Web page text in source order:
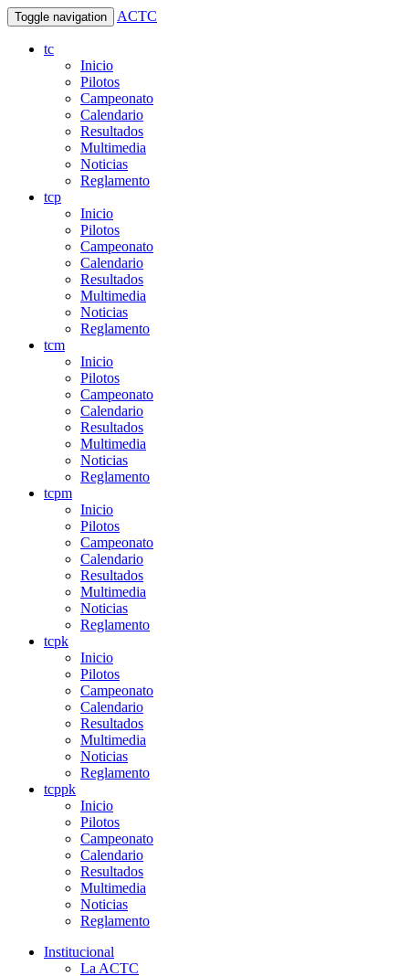
Toggle navigation ACTC
tc
Inicio
Pilotos
Campeonato
Calendario
Resultados
Multimedia
Noticias
Reglamento
tcp
Inicio
Pilotos
Campeonato
Calendario
Resultados
Multimedia
Noticias
Reglamento
tcm
Inicio
Pilotos
Campeonato
Calendario
Resultados
Multimedia
Noticias
Reglamento
tcpm
Inicio
Pilotos
Campeonato
Calendario
Resultados
Multimedia
Noticias
Reglamento
tcpk
Inicio
Pilotos
Campeonato
Calendario
Resultados
Multimedia
Noticias
Reglamento
tcppk
Inicio
Pilotos
Campeonato
Calendario
Resultados
Multimedia
Noticias
Reglamento
Institucional
La ACTC